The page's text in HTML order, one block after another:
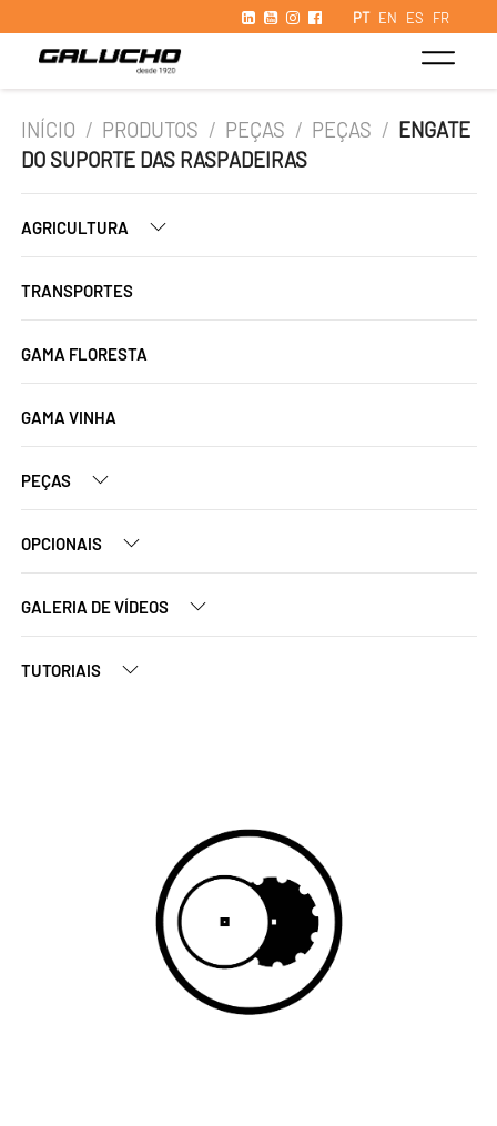
PT EN ES FR
INÍCIO / PRODUTOS / PEÇAS / PEÇAS / ENGATE
DO SUPORTE DAS RASPADEIRAS
AGRICULTURA
TRANSPORTES
GAMA FLORESTA
GAMA VINHA
PEÇAS
OPCIONAIS
GALERIA DE VÍDEOS
TUTORIAIS